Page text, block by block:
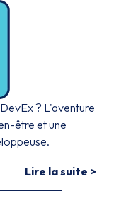
? L'aventure
être et une
Lire la suite >